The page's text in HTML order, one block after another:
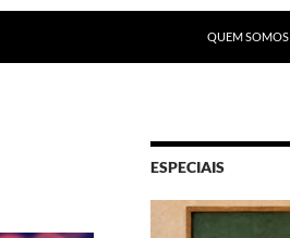
QUEM SOMOS
ESPECIAIS